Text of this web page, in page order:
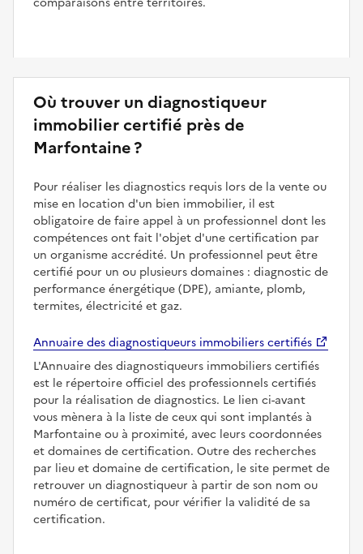
Où trouver un diagnostiqueur
immobilier certifié près de
Marfontaine ?
Pour réaliser les diagnostics requis lors de la vente ou
mise en location d'un bien immobilier, il est
obligatoire de faire appel à un professionnel dont les
compétences ont fait l'objet d'une certification par
un organisme accrédité. Un professionnel peut être
certifié pour un ou plusieurs domaines : diagnostic de
performance énergétique (DPE), amiante, plomb,
termites, électricité et gaz.
Annuaire des diagnostiqueurs immobiliers certifiés
L'Annuaire des diagnostiqueurs immobiliers certifiés
est le répertoire officiel des professionnels certifiés
pour la réalisation de diagnostics. Le lien ci-avant
vous mènera à la liste de ceux qui sont implantés à
Marfontaine ou à proximité, avec leurs coordonnées
et domaines de certification. Outre des recherches
par lieu et domaine de certification, le site permet de
retrouver un diagnostiqueur à partir de son nom ou
numéro de certificat, pour vérifier la validité de sa
certification.